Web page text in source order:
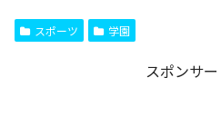
スポーツ 学園
スポンサ